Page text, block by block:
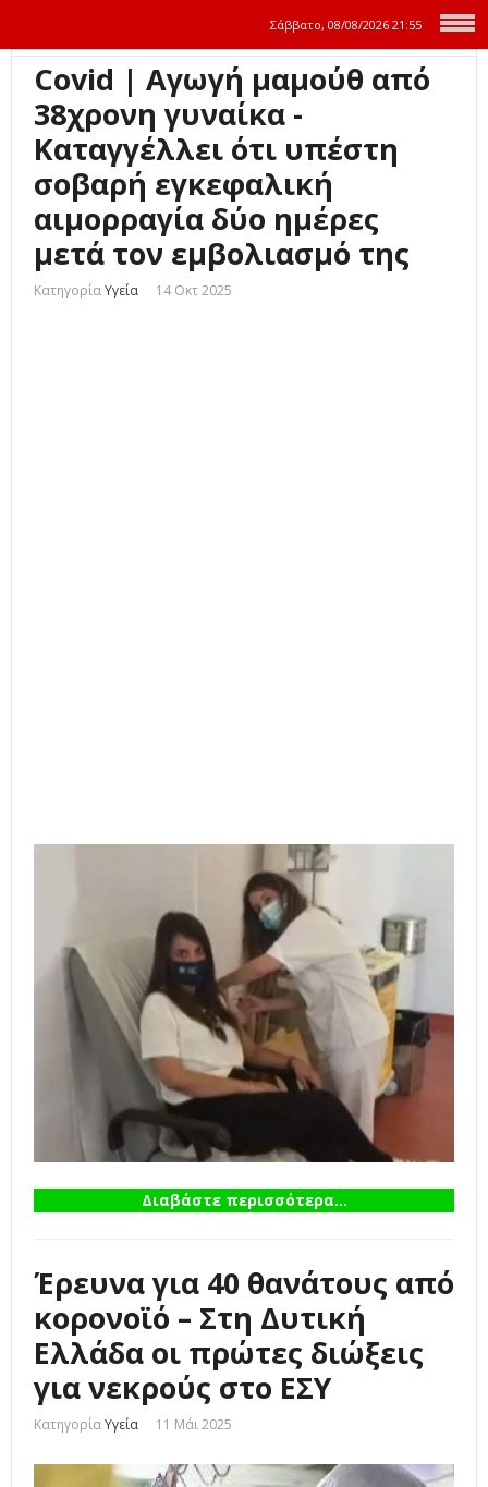
Σάββατο, 08/08/2026 21:55
Covid | Αγωγή μαμούθ από
38χρονη γυναίκα -
Καταγγέλλει ότι υπέστη
σοβαρή εγκεφαλική
αιμορραγία δύο ημέρες
μετά τον εμβολιασμό της
ΚατηγορίαΥγεία 14 Οκτ 2025
Διαβάστε περισσότερα...
Έρευνα για 40 θανάτους από
κορονοϊό – Στη Δυτική
Ελλάδα οι πρώτες διώξεις
για νεκρούς στο ΕΣΥ
ΚατηγορίαΥγεία 11 Μάι 2025